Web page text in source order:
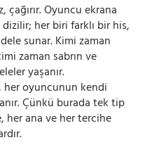
Oyuncu ekrana
her biri farklı bir his,
sunar. Kimi zaman
zaman sabrın ve
yaşanır.
oyuncunun kendi
Çünkü burada tek tip
ana ve her tercihe